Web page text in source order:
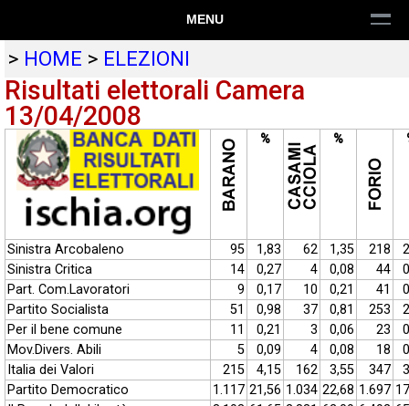
MENU
> HOME > ELEZIONI
Risultati elettorali Camera
13/04/2008
% %
Sinistra Arcobaleno 95 1,83 62 1,35 218
Sinistra Critica
14 0,27 4 0,08 44
Part. Com.Lavoratori
9 0,17 10 0,21 41
Partito Socialista
51 0,98 37 0,81 253
Per il bene comune
11 0,21 3 0,06 23
Mov.Divers. Abili
5 0,09 4 0,08 18
Italia dei Valori
215 4,15 162 3,55 347
Partito Democratico
1.117 21,56 1.034 22,68 1.697